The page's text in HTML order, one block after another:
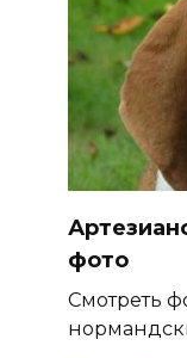
фото
Смотреть